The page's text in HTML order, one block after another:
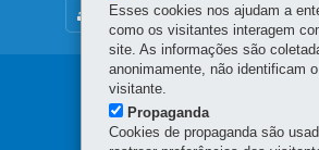
MAPA DO SITE
Navegação
principal
Esses cookies nos ajudam a
como os visitantes interagem
site. As informações são
anonimamente, não identificam o
visitante.
Propaganda
Cookies de propaganda são